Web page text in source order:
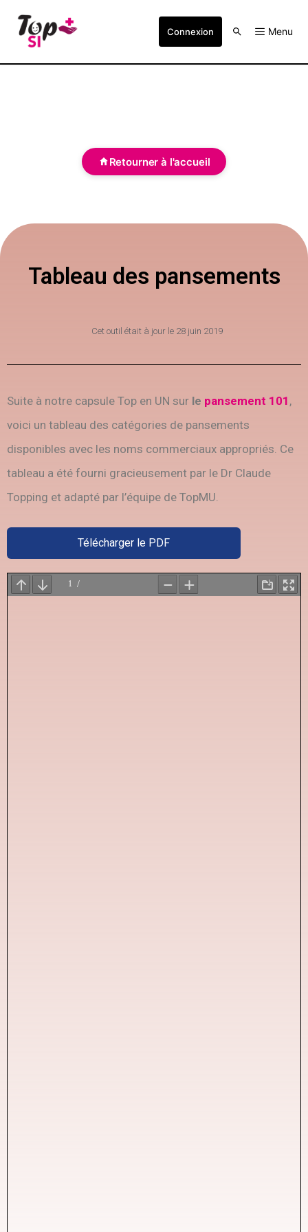
Connexion Menu
Retourner à l'accueil
Tableau des pansements
Cet outil était à jour le 28 juin 2019
Suite à notre capsule Top en UN sur le pansement 101 ,
voici un tableau des catégories de pansements
disponibles avec les noms commerciaux appropriés. Ce
tableau a été fourni gracieusement par le Dr Claude
Topping et adapté par l’équipe de TopMU.
Télécharger le PDF